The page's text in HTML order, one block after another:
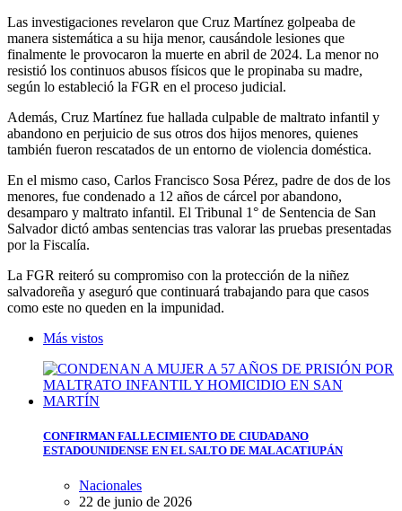
Las investigaciones revelaron que Cruz Martínez golpeaba de
manera sistemática a su hija menor, causándole lesiones que
finalmente le provocaron la muerte en abril de 2024. La menor no
resistió los continuos abusos físicos que le propinaba su madre,
según lo estableció la FGR en el proceso judicial.
Además, Cruz Martínez fue hallada culpable de maltrato infantil y
abandono en perjuicio de sus otros dos hijos menores, quienes
también fueron rescatados de un entorno de violencia doméstica.
En el mismo caso, Carlos Francisco Sosa Pérez, padre de dos de los
menores, fue condenado a 12 años de cárcel por abandono,
desamparo y maltrato infantil. El Tribunal 1° de Sentencia de San
Salvador dictó ambas sentencias tras valorar las pruebas presentadas
por la Fiscalía.
La FGR reiteró su compromiso con la protección de la niñez
salvadoreña y aseguró que continuará trabajando para que casos
como este no queden en la impunidad.
Más vistos
CONFIRMAN FALLECIMIENTO DE CIUDADANO
ESTADOUNIDENSE EN EL SALTO DE MALACATIUPÁN
Nacionales
22 de junio de 2026